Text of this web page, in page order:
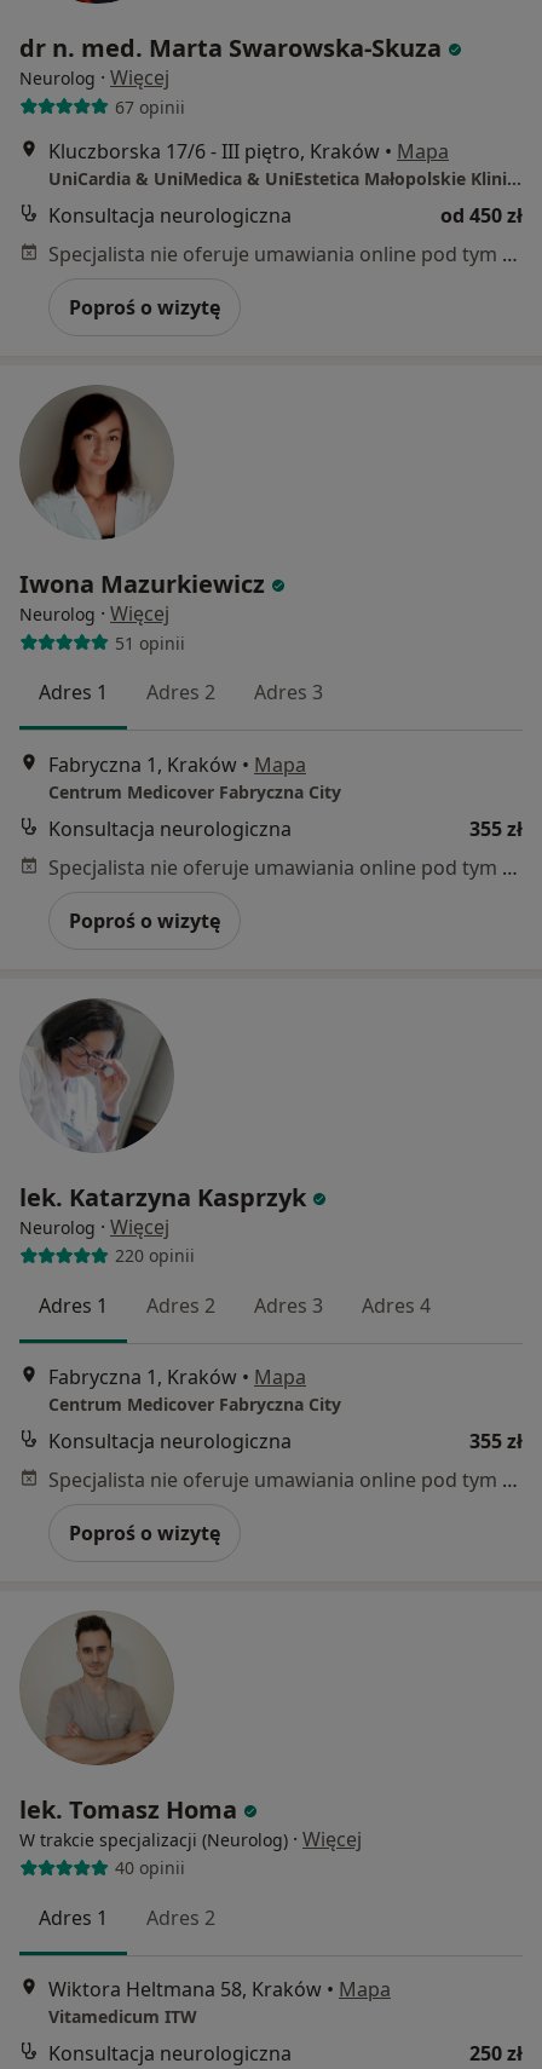
dr n. med. Marta Swarowska-Skuza
Neurolog · Więcej
67 opinii
Kluczborska 17/6 - III piętro, Kraków • Mapa
UniCardia & UniMedica & UniEstetica Małopolskie Kliniki Specjalistyczne w Krakowie
Konsultacja neurologiczna
od 450 zł
Specjalista nie oferuje umawiania online pod tym adresem.
Poproś o wizytę
Iwona Mazurkiewicz
Neurolog · Więcej
51 opinii
Adres 1 Adres 2 Adres 3
Fabryczna 1, Kraków • Mapa
Centrum Medicover Fabryczna City
Konsultacja neurologiczna
355 zł
Specjalista nie oferuje umawiania online pod tym adresem.
Poproś o wizytę
lek. Katarzyna Kasprzyk
Neurolog · Więcej
220 opinii
Adres 1 Adres 2 Adres 3 Adres 4
Fabryczna 1, Kraków • Mapa
Centrum Medicover Fabryczna City
Konsultacja neurologiczna
355 zł
Specjalista nie oferuje umawiania online pod tym adresem.
Poproś o wizytę
lek. Tomasz Homa
W trakcie specjalizacji (Neurolog) · Więcej
40 opinii
Adres 1 Adres 2
Wiktora Heltmana 58, Kraków • Mapa
Vitamedicum ITW
Konsultacja neurologiczna
250 zł